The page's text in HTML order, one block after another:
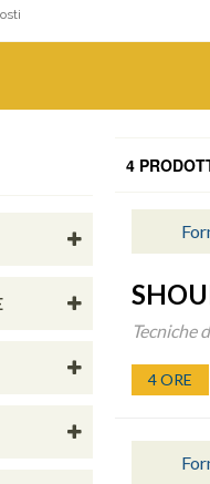
4
Tecniche
4 ORE